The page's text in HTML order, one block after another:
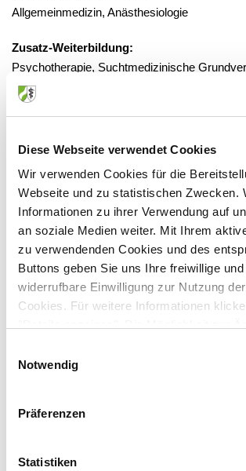
Diese Webseite verwendet Cookies
Wir verwenden Cookies für die
Webseite und zu statistischen Zwecken.
Informationen zu ihrer Verwendung auf
an soziale Medien weiter. Mit Ihrem
zu verwendenden Cookies und des
Buttons geben Sie uns Ihre freiwillige
widerrufbare Einwilligung zur Nutzung
Cookies. Für weitere Informationen
Datenschutzerklärung
Notwendig
Präferenzen
Statistiken
Allgemeinmedizin, Anästhesiologie
Zusatz-Weiterbildung:
Psychotherapie, Suchtmedizinische
Palliativmedizin
Bachemer Str. 11
50935 Köln
Deutschland
Mobil: 0176 21630249